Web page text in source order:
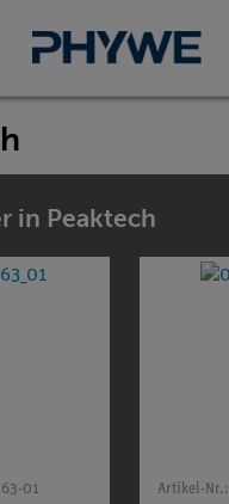
in Peaktech
01 Artikel-Nr.: